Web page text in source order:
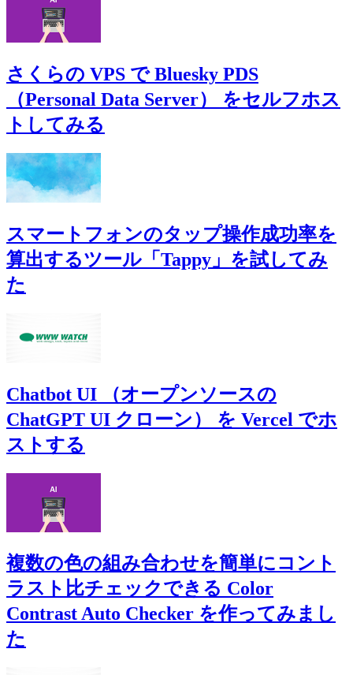
さくらの VPS で Bluesky PDS
（Personal Data Server） をセルフホス
トしてみる
スマートフォンのタップ操作成功率を
算出するツール「Tappy」を試してみ
た
Chatbot UI （オープンソースの
ChatGPT UI クローン） を Vercel でホ
ストする
複数の色の組み合わせを簡単にコント
ラスト比チェックできる Color
Contrast Auto Checker を作ってみまし
た